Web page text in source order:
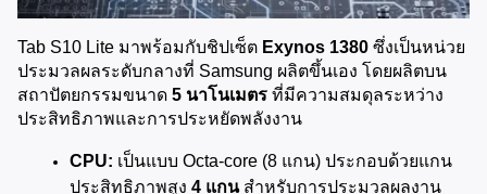
Tab S10 Lite มาพร้อมกับชิปเซ็ต Exynos 1380 ซึ่งเป็นหน่วย
ประมวลผลระดับกลางที่ Samsung ผลิตขึ้นเอง โดยผลิตบน
สถาปัตยกรรมขนาด 5 นาโนเมตร ที่มีความสมดุลระหว่าง
ประสิทธิภาพและการประหยัดพลังงาน
CPU: เป็นแบบ Octa-core (8 แกน) ประกอบด้วยแกน
ประสิทธิภาพสูง 4 แกน สำหรับการประมวลผลงาน